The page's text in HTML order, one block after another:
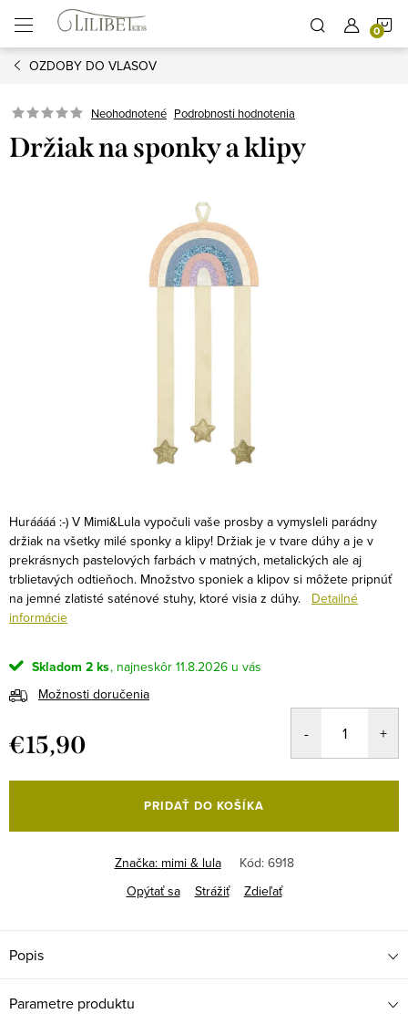
obsah
OZDOBY DO VLASOV
Neohodnotené Podrobnosti hodnotenia
Držiak na sponky a klipy
Huráááá :-) V Mimi&Lula vypočuli vaše prosby a vymysleli parádny
držiak na všetky milé sponky a klipy! Držiak je v tvare dúhy a je v
prekrásnych pastelových farbách v matných, metalických ale aj
trblietavých odtieňoch. Množstvo sponiek a klipov si môžete pripnúť
na jemné zlatisté saténové stuhy, ktoré visia z dúhy.
Detailné
informácie
Skladom 2 ks
11.8.2026
Možnosti doručenia
€15,90
cena:
PRIDAŤ DO KOŠÍKA
Značka: mimi & lula Kód: 6918
Opýtať sa
Strážiť Zdieľať
Popis
Parametre produktu